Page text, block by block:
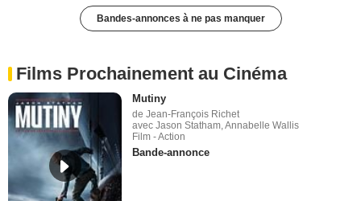
Bandes-annonces à ne pas manquer
Films Prochainement au Cinéma
Mutiny
de Jean-François Richet
avec Jason Statham, Annabelle Wallis
Film - Action
Bande-annonce